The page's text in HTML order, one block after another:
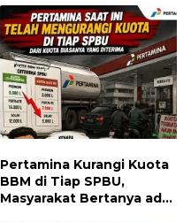
Pertamina Kurangi Kuota
BBM di Tiap SPBU,
Masyarakat Bertanya ada